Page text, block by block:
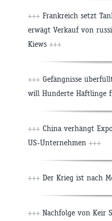
+++ Frankreich setzt
erwägt Verkauf von
Kiews +++
+++ Gefängnisse
will Hunderte Häftlinge
+++ China verhängt
US-Unternehmen +++
+++ Der Krieg ist nach
+++ Nachfolge von Keir